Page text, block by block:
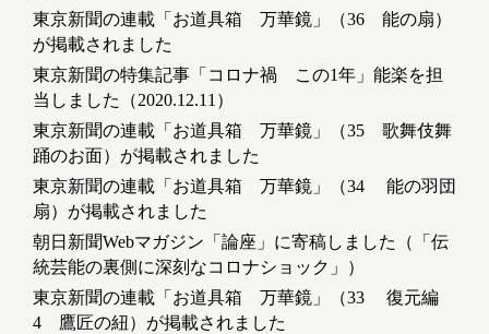
東京新聞の連載「お道具箱 万華鏡」（36 能の扇）
が掲載されました
東京新聞の特集記事「コロナ禍 この1年」能楽を担
当しました（2020.12.11）
東京新聞の連載「お道具箱 万華鏡」（35 歌舞伎舞
踊のお面）が掲載されました
東京新聞の連載「お道具箱 万華鏡」（34 能の羽団
扇）が掲載されました
朝日新聞Webマガジン「論座」に寄稿しました（「伝
統芸能の裏側に深刻なコロナショック」）
東京新聞の連載「お道具箱 万華鏡」（33 復元編
4 鷹匠の紐）が掲載されました